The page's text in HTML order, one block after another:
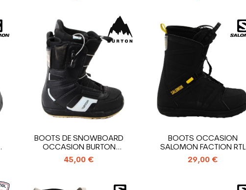
BOOTS DE SNOWBOARD
OCCASION BURTON
PROGRESSION SZ W
45,00 €
BOOTS OCCASION
SALOMON FACTION RTL
29,00 €